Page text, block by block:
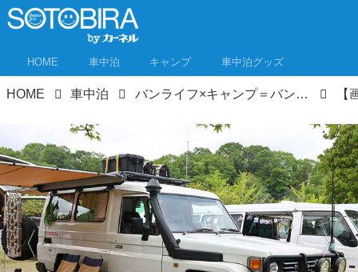
HOME 車中泊 キャンプ 車中泊グッズ
HOME 車中泊 バンライフ×キャンプ＝バンキャンプ！ イベントで見つけた個性的でおしゃれなVANCAMPERを紹介！②